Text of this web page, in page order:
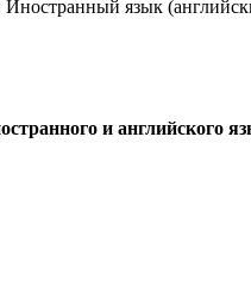
язык
и английского